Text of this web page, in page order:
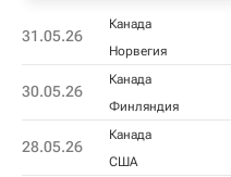
31.05.26
Канада
Норвегия
30.05.26
Канада
Финляндия
28.05.26
Канада
США